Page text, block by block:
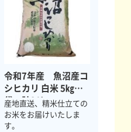
令和7年産 魚沼産コ
シヒカリ 白米 5㎏×6
袋 計30㎏
産地直送、精米仕立ての
お米をお届けいたしま
す。